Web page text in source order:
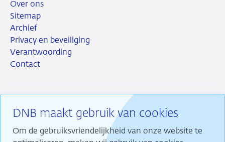
DNB maakt gebruik van cookies
Om de gebruiksvriendelijkheid van onze website te
Over ons
Sitemap
Archief
Privacy en beveiliging
Verantwoording
Contact
RSS InstagramLinkedin
X